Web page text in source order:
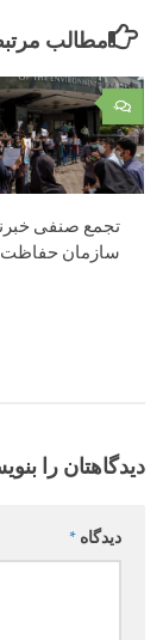
مطالب
۰
تجمع صنفی
سازمان
دیدگاهتان را
دیدگاه *